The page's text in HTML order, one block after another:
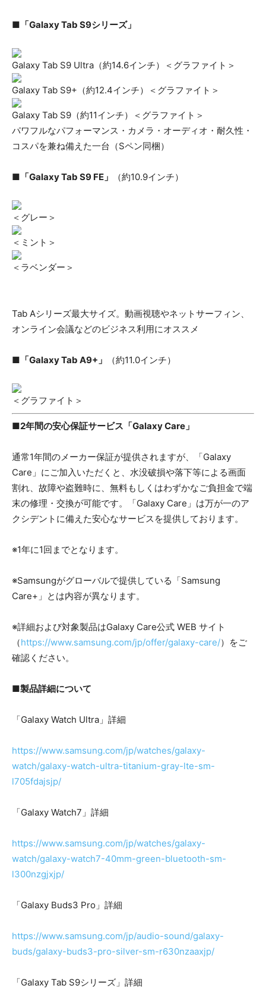
■「Galaxy Tab S9シリーズ」
Galaxy Tab S9 Ultra（約14.6インチ）＜グラファイト＞
Galaxy Tab S9+（約12.4インチ）＜グラファイト＞
Galaxy Tab S9（約11インチ）＜グラファイト＞
パワフルなパフォーマンス・カメラ・オーディオ・耐久性・
コスパを兼ね備えた一台（Sペン同梱）
■「Galaxy Tab S9 FE」 （約10.9インチ）
＜グレー＞
＜ミント＞
＜ラベンダー＞
Tab Aシリーズ最大サイズ。動画視聴やネットサーフィン、
オンライン会議などのビジネス利用にオススメ
■「Galaxy Tab A9+」 （約11.0インチ）
＜グラファイト＞
■2年間の安心保証サービス「Galaxy Care」
通常1年間のメーカー保証が提供されますが、「Galaxy
Care」にご加入いただくと、水没破損や落下等による画面
割れ、故障や盗難時に、無料もしくはわずかなご負担金で端
末の修理・交換が可能です。「Galaxy Care」は万が一のア
クシデントに備えた安心なサービスを提供しております。
※1年に1回までとなります。
※Samsungがグローバルで提供している「Samsung
Care+」とは内容が異なります。
※詳細および対象製品はGalaxy Care公式 WEB サイト
（https://www.samsung.com/jp/offer/galaxy-care/）をご
確認ください。
■製品詳細について
「Galaxy Watch Ultra」詳細
https://www.samsung.com/jp/watches/galaxy-
watch/galaxy-watch-ultra-titanium-gray-lte-sm-
l705fdajsjp/
「Galaxy Watch7」詳細
https://www.samsung.com/jp/watches/galaxy-
watch/galaxy-watch7-40mm-green-bluetooth-sm-
l300nzgjxjp/
「Galaxy Buds3 Pro」詳細
https://www.samsung.com/jp/audio-sound/galaxy-
buds/galaxy-buds3-pro-silver-sm-r630nzaaxjp/
「Galaxy Tab S9シリーズ」詳細